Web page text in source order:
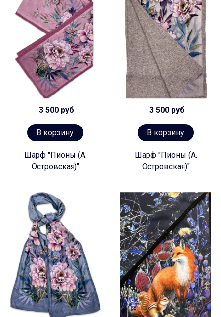
3 500 руб
В корзину
Шарф "Пионы (А.
Островская)"
3 500 руб
В корзину
Шарф "Пионы (А.
Островская)"